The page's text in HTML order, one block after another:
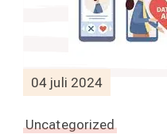
04 juli 2024
Uncategorized